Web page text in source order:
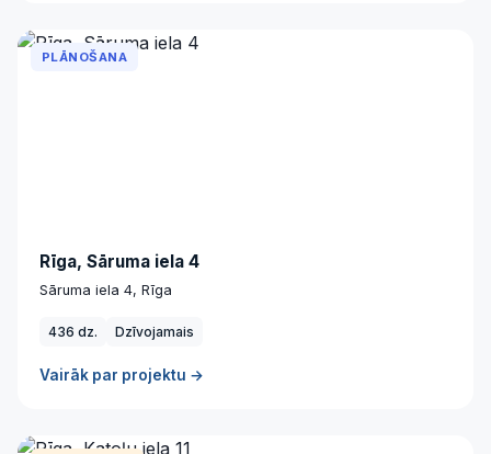
PLĀNOŠANA
Rīga, Sāruma iela 4
Sāruma iela 4, Rīga
436 dz. Dzīvojamais
Vairāk par projektu →